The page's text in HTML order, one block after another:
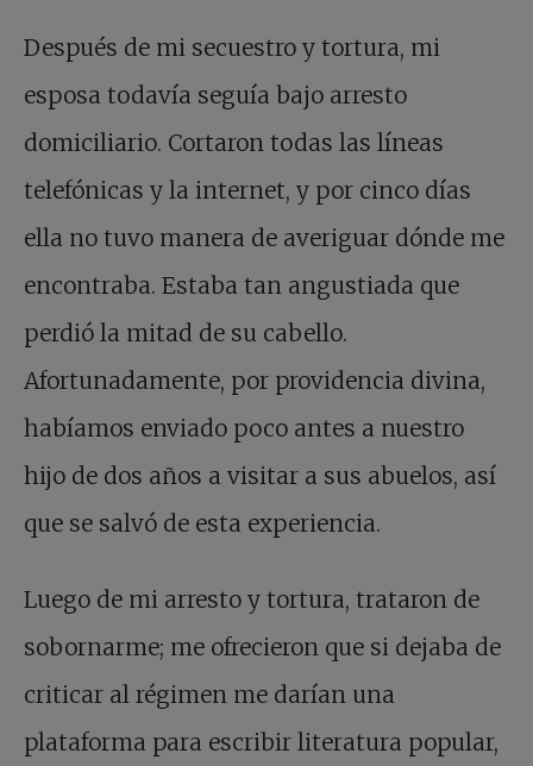
Después de mi secuestro y tortura, mi
esposa todavía seguía bajo arresto
domiciliario. Cortaron todas las líneas
telefónicas y la internet, y por cinco días
ella no tuvo manera de averiguar dónde me
encontraba. Estaba tan angustiada que
perdió la mitad de su cabello.
Afortunadamente, por providencia divina,
habíamos enviado poco antes a nuestro
hijo de dos años a visitar a sus abuelos, así
que se salvó de esta experiencia.
Luego de mi arresto y tortura, trataron de
sobornarme; me ofrecieron que si dejaba de
criticar al régimen me darían una
plataforma para escribir literatura popular,